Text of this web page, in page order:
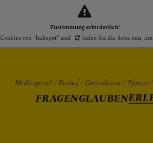
Zustimmung erforderlich!
Cookies von "hubspot"und laden Sie die Seite neu,
Medienportal Bischof Gottesdienste Pfarren
FRAGENGLAUBEN